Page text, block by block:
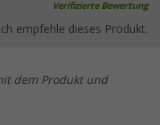
Verifizierte Bewertung
empfehle dieses Produkt.
dem Produkt und